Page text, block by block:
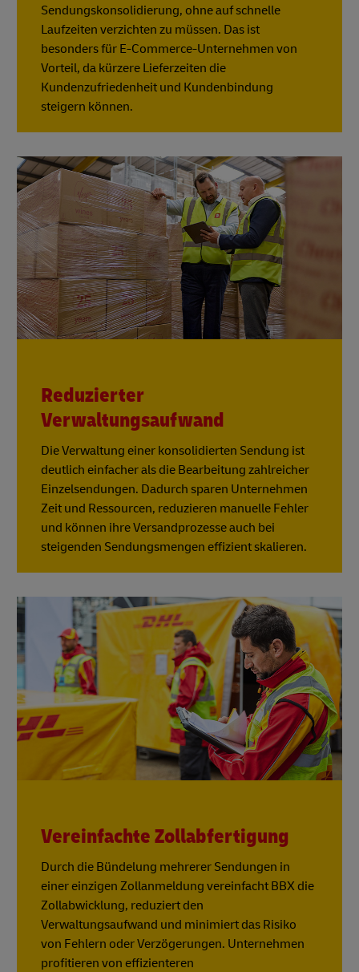
Sendungskonsolidierung, ohne auf schnelle
Laufzeiten verzichten zu müssen. Das ist
besonders für E-Commerce-Unternehmen von
Vorteil, da kürzere Lieferzeiten die
Kundenzufriedenheit und Kundenbindung
steigern können.
Reduzierter
Verwaltungsaufwand
Die Verwaltung einer konsolidierten Sendung ist
deutlich einfacher als die Bearbeitung zahlreicher
Einzelsendungen. Dadurch sparen Unternehmen
Zeit und Ressourcen, reduzieren manuelle Fehler
und können ihre Versandprozesse auch bei
steigenden Sendungsmengen effizient skalieren.
Vereinfachte Zollabfertigung
Durch die Bündelung mehrerer Sendungen in
einer einzigen Zollanmeldung vereinfacht BBX die
Zollabwicklung, reduziert den
Verwaltungsaufwand und minimiert das Risiko
von Fehlern oder Verzögerungen. Unternehmen
profitieren von effizienteren